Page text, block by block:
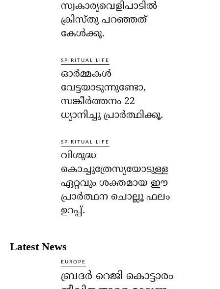
സ്വകാര്യവെളിപാടില്‍
ക്രിസ്തു പറഞ്ഞത്
കേള്‍ക്കൂ.
SPIRITUAL LIFE
ഓര്‍മ്മകള്‍
വേട്ടയാടുന്നുണ്ടോ,
സങ്കീര്‍ത്തനം 22
ധ്യാനിച്ചു പ്രാര്‍ത്ഥിക്കൂ.
SPIRITUAL LIFE
വിശുദ്ധ
കൊച്ചുത്രേസ്യയോടുള്ള
ഏറ്റവും ശക്തമായ ഈ
പ്രാര്‍ത്ഥന ചൊല്ലൂ ഫലം
ഉറപ്പ്.
Latest News
EUROPE
ബ്രദർ റെജി കൊട്ടാരം